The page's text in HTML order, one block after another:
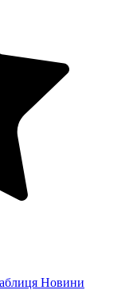
Новини